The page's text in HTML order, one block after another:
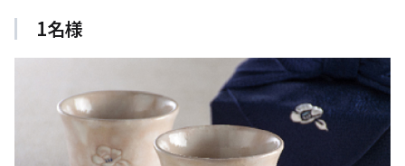
1名様